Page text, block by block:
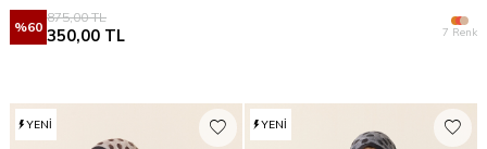
%60
875,00TL
350,00 TL 7 Renk
YENI YENI